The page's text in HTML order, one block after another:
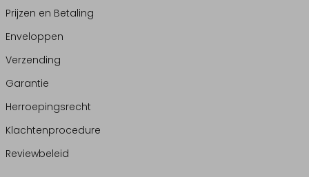
Prijzen en Betaling
Enveloppen
Verzending
Garantie
Herroepingsrecht
Klachtenprocedure
Reviewbeleid